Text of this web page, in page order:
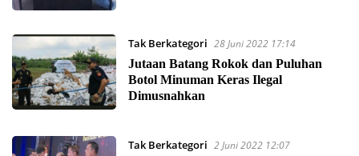
Tak Berkategori 28 Juni 2022 17:14
Jutaan Batang Rokok dan Puluhan
Botol Minuman Keras Ilegal
Dimusnahkan
Tak Berkategori 2 Juni 2022 12:07